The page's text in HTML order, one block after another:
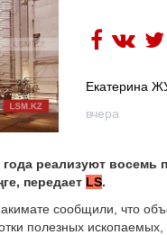
Екатерина
вчера
года реализуют
передает LS.
сообщили, что
полезных ископаемых,